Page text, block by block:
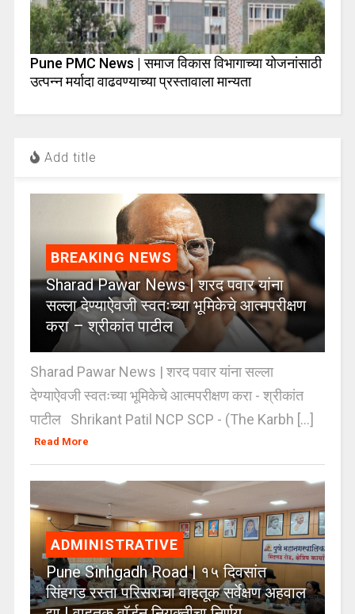
Pune PMC News | समाज विकास विभागाच्या योजनांसाठी
उत्पन्न मर्यादा वाढवण्याच्या प्रस्तावाला मान्यता
Add title
BREAKING NEWS
Sharad Pawar News | शरद पवार यांना
सल्ला देण्याऐवजी स्वतःच्या भूमिकेचे आत्मपरीक्षण
करा – श्रीकांत पाटील
Sharad Pawar News | शरद पवार यांना सल्ला
देण्याऐवजी स्वतःच्या भूमिकेचे आत्मपरीक्षण करा - श्रीकांत
पाटील Shrikant Patil NCP SCP - (The Karbh [...]
Read More
ADMINISTRATIVE
Pune Sinhgadh Road | १५ दिवसांत
सिंहगड रस्ता परिसराचा वाहतूक सर्वेक्षण अहवाल